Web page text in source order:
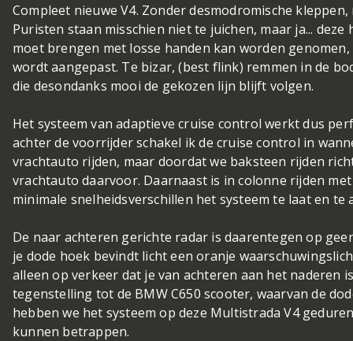
Compleet nieuwe V4. Zonder desmodromische
Puristen staan misschien niet te juichen, maar ja...
moet brengen met losse handen kan worden
wordt aangepast. Te bizar, (best flink) remmen in de
die desondanks mooi de gekozen lijn blijft volgen.
Het systeem van adaptieve cruise control werkt dus
achter de voorrijder schakel ik de cruise control in
vrachtauto rijden, maar doordat we baksteen rijden
vrachtauto daarvoor. Daarnaast is in colonne rijden
minimale snelheidsverschillen het systeem te laat en
De naar achteren gerichte radar is daarentegen op
je dode hoek bevindt licht een oranje
alleen op verkeer dat je van achteren aan het naderen
tegenstelling tot de BMW C650 scooter, waarvan de
hebben we het systeem op deze Multistrada V4
kunnen betrappen.